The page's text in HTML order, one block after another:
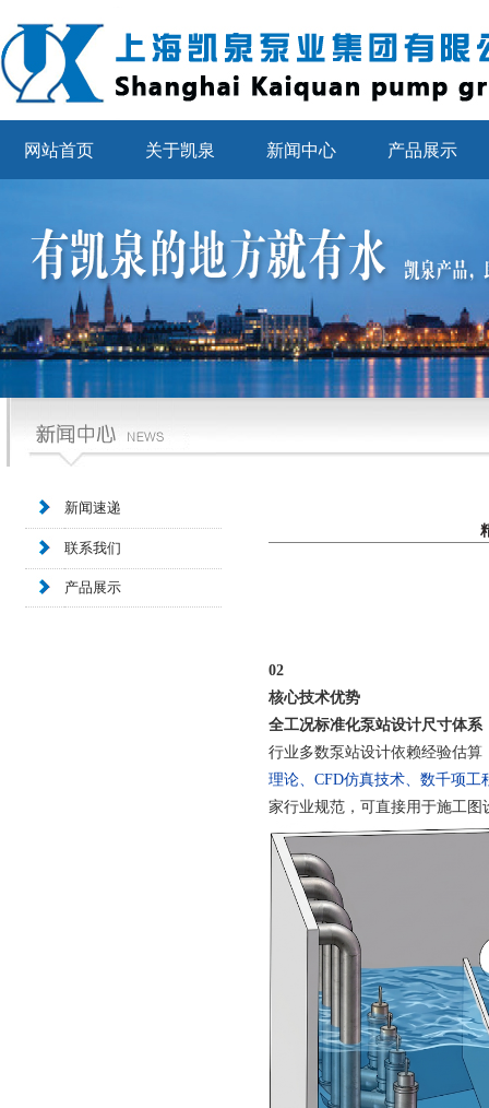
网站首页 关于凯泉 新闻中心 产品展示
新闻速递
联系我们
产品展示
02
核心技术优势
全工况标准化泵站设计尺寸体系
行业多数泵站设计依赖经验估
理论、CFD仿真技术、数千项工
家行业规范，可直接用于施工图